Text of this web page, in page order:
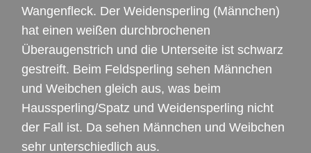
Wangenfleck. Der Weidensperling (Männchen)
hat einen weißen durchbrochenen
Überaugenstrich und die Unterseite ist schwarz
gestreift. Beim Feldsperling sehen Männchen
und Weibchen gleich aus, was beim
Haussperling/Spatz und Weidensperling nicht
der Fall ist. Da sehen Männchen und Weibchen
sehr unterschiedlich aus.